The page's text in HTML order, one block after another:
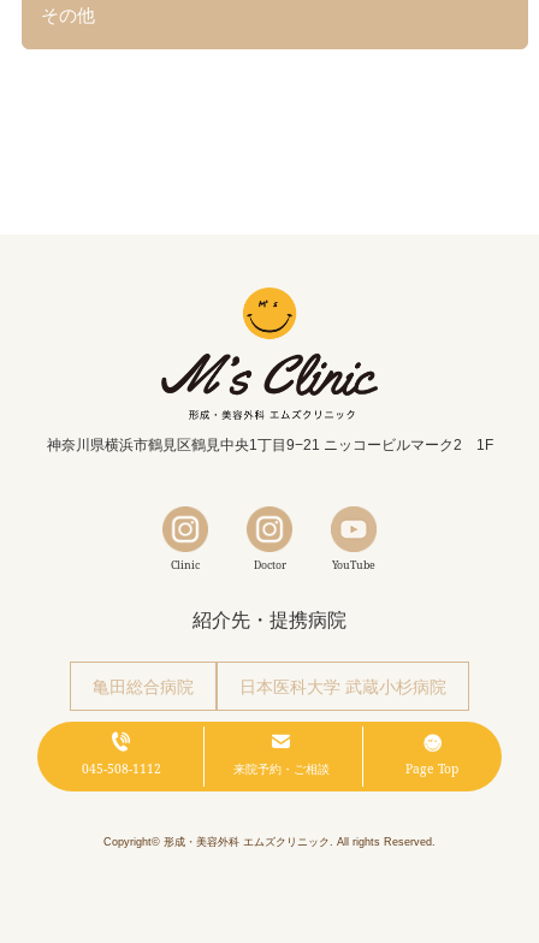
その他
045-508-1112 来院予約・ご相談 Page Top
神奈川県横浜市鶴見区鶴見中央1丁目9−21 ニッコービルマーク2 1F
Clinic Doctor YouTube
紹介先・提携病院
亀田総合病院 日本医科大学 武蔵小杉病院
済生会横浜市東部病院 東京品川病院
Copyright© 形成・美容外科 エムズクリニック. All rights Reserved.